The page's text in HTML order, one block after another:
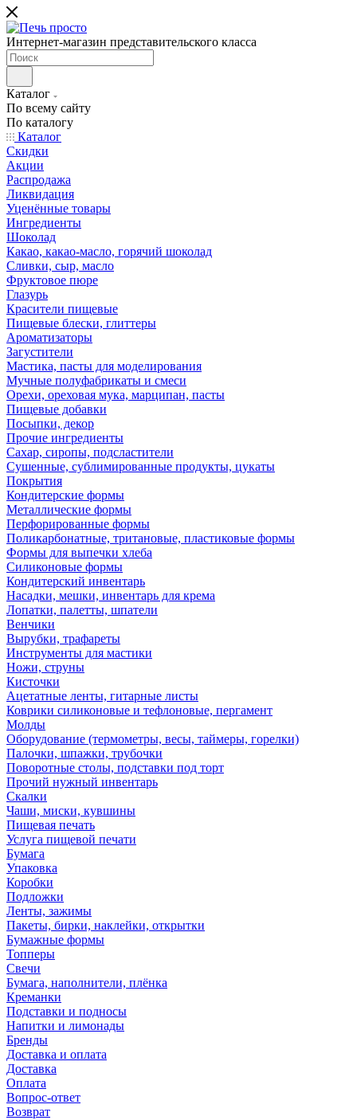
Интернет-магазин представительского класса
Каталог
По всему сайту
По каталогу
Каталог
Скидки
Акции
Распродажа
Ликвидация
Уценённые товары
Ингредиенты
Шоколад
Какао, какао-масло, горячий шоколад
Сливки, сыр, масло
Фруктовое пюре
Глазурь
Красители пищевые
Пищевые блески, глиттеры
Ароматизаторы
Загустители
Мастика, пасты для моделирования
Мучные полуфабрикаты и смеси
Орехи, ореховая мука, марципан, пасты
Пищевые добавки
Посыпки, декор
Прочие ингредиенты
Сахар, сиропы, подсластители
Сушенные, сублимированные продукты, цукаты
Покрытия
Кондитерские формы
Металлические формы
Перфорированные формы
Поликарбонатные, тритановые, пластиковые формы
Формы для выпечки хлеба
Силиконовые формы
Кондитерский инвентарь
Насадки, мешки, инвентарь для крема
Лопатки, палетты, шпатели
Венчики
Вырубки, трафареты
Инструменты для мастики
Ножи, струны
Кисточки
Ацетатные ленты, гитарные листы
Коврики силиконовые и тефлоновые, пергамент
Молды
Оборудование (термометры, весы, таймеры, горелки)
Палочки, шпажки, трубочки
Поворотные столы, подставки под торт
Прочий нужный инвентарь
Скалки
Чаши, миски, кувшины
Пищевая печать
Услуга пищевой печати
Бумага
Упаковка
Коробки
Подложки
Ленты, зажимы
Пакеты, бирки, наклейки, открытки
Бумажные формы
Топперы
Свечи
Бумага, наполнители, плёнка
Креманки
Подставки и подносы
Напитки и лимонады
Бренды
Доставка и оплата
Доставка
Оплата
Вопрос-ответ
Возврат